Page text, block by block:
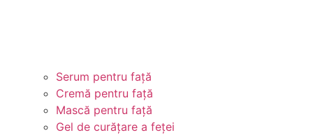
Serum pentru față
Cremă pentru față
Mască pentru față
Gel de curățare a feței